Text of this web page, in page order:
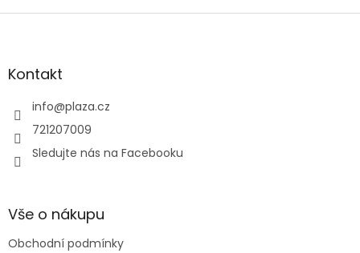
Kontakt
info@plaza.cz
721207009
Sledujte nás na Facebooku
Vše o nákupu
Obchodní podmínky